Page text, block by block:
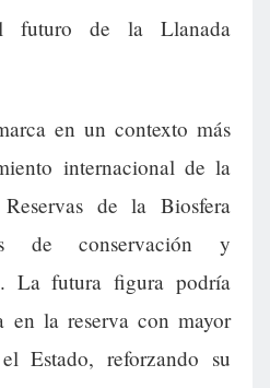
futuro de la Llanada
en un contexto más
internacional de la
de la Biosfera
de conservación y
La futura figura podría
en la reserva con mayor
Estado, reforzando su